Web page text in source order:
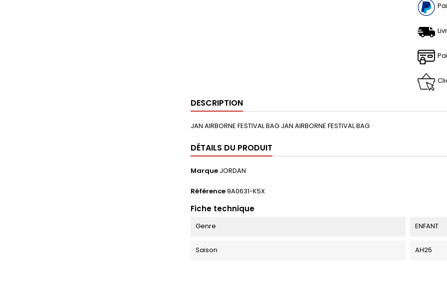
DESCRIPTION
JAN AIRBORNE FESTIVAL BAG JAN AIRBORNE FESTIVAL BAG
DÉTAILS DU PRODUIT
Marque JORDAN
Référence9A0631-K5X
Fiche technique
Genre ENFANT
Saison AH25